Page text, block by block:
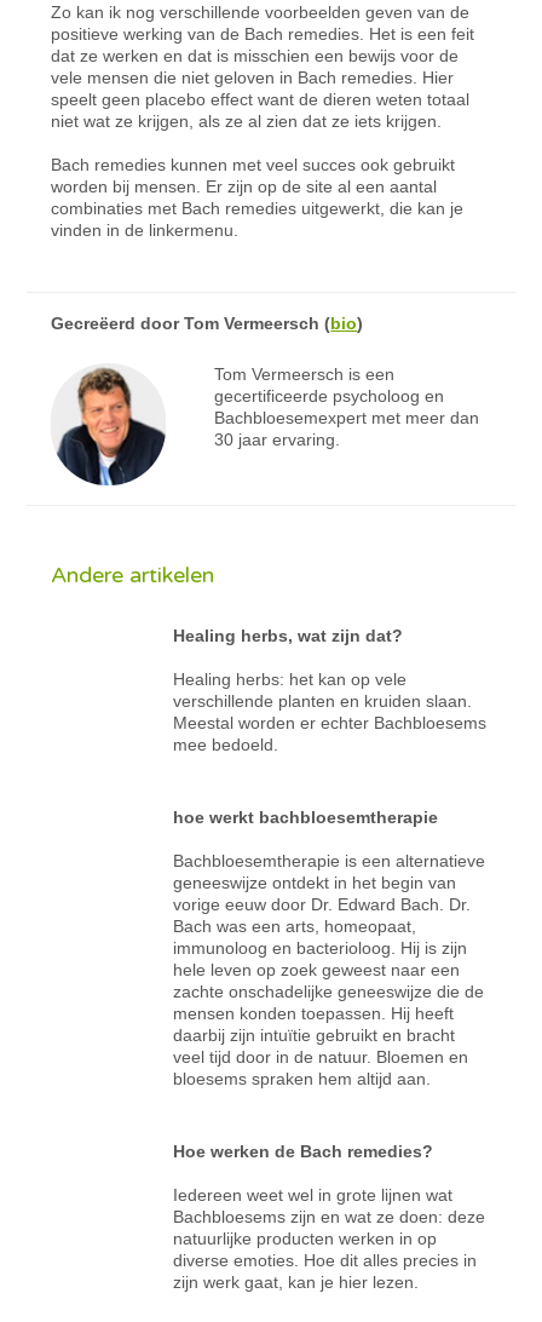
Zo kan ik nog verschillende voorbeelden geven van de
positieve werking van de Bach remedies. Het is een feit
dat ze werken en dat is misschien een bewijs voor de
vele mensen die niet geloven in Bach remedies. Hier
speelt geen placebo effect want de dieren weten totaal
niet wat ze krijgen, als ze al zien dat ze iets krijgen.
Bach remedies kunnen met veel succes ook gebruikt
worden bij mensen. Er zijn op de site al een aantal
combinaties met Bach remedies uitgewerkt, die kan je
vinden in de linkermenu.
Gecreëerd doorTom Vermeersch (bio)
Tom Vermeersch is een
gecertificeerde psycholoog en
Bachbloesemexpert met meer dan
30 jaar ervaring.
Andere artikelen
Healing herbs, wat zijn dat?
Healing herbs: het kan op vele
verschillende planten en kruiden slaan.
Meestal worden er echter Bachbloesems
mee bedoeld.
hoe werkt bachbloesemtherapie
Bachbloesemtherapie is een alternatieve
geneeswijze ontdekt in het begin van
vorige eeuw door Dr. Edward Bach. Dr.
Bach was een arts, homeopaat,
immunoloog en bacterioloog. Hij is zijn
hele leven op zoek geweest naar een
zachte onschadelijke geneeswijze die de
mensen konden toepassen. Hij heeft
daarbij zijn intuïtie gebruikt en bracht
veel tijd door in de natuur. Bloemen en
bloesems spraken hem altijd aan.
Hoe werken de Bach remedies?
Iedereen weet wel in grote lijnen wat
Bachbloesems zijn en wat ze doen: deze
natuurlijke producten werken in op
diverse emoties. Hoe dit alles precies in
zijn werk gaat, kan je hier lezen.